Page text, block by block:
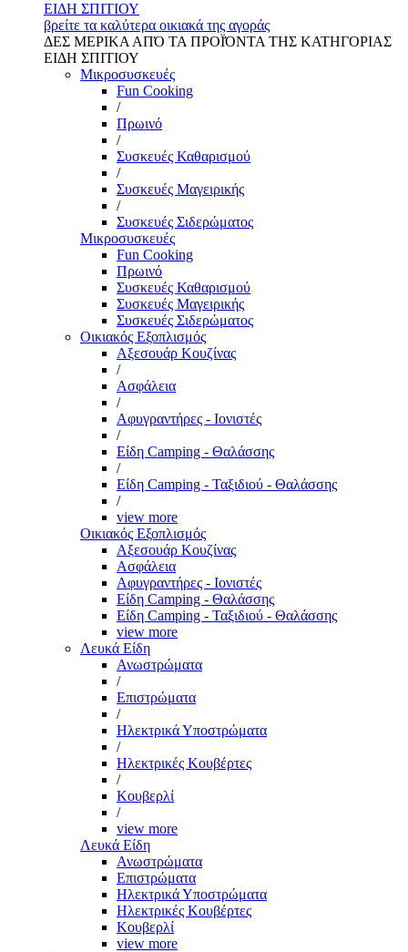
ΕΙΔΗ ΣΠΙΤΙΟΥ
βρείτε τα καλύτερα οικιακά της αγοράς
ΔΕΣ ΜΕΡΙΚΑ ΑΠΌ ΤΑ ΠΡΟΪΌΝΤΑ ΤΗΣ ΚΑΤΗΓΟΡΙΑΣ
ΕΙΔΗ ΣΠΙΤΙΟΥ
Μικροσυσκευές
Fun Cooking
/
Πρωινό
/
Συσκευές Καθαρισμού
/
Συσκευές Μαγειρικής
/
Συσκευές Σιδερώματος
Μικροσυσκευές
Fun Cooking
Πρωινό
Συσκευές Καθαρισμού
Συσκευές Μαγειρικής
Συσκευές Σιδερώματος
Οικιακός Εξοπλισμός
Αξεσουάρ Κουζίνας
/
Ασφάλεια
/
Αφυγραντήρες - Ιονιστές
/
Είδη Camping - Θαλάσσης
/
Είδη Camping - Ταξιδιού - Θαλάσσης
/
view more
Οικιακός Εξοπλισμός
Αξεσουάρ Κουζίνας
Ασφάλεια
Αφυγραντήρες - Ιονιστές
Είδη Camping - Θαλάσσης
Είδη Camping - Ταξιδιού - Θαλάσσης
view more
Λευκά Είδη
Ανωστρώματα
/
Επιστρώματα
/
Ηλεκτρικά Υποστρώματα
/
Ηλεκτρικές Κουβέρτες
/
Κουβερλί
/
view more
Λευκά Είδη
Ανωστρώματα
Επιστρώματα
Ηλεκτρικά Υποστρώματα
Ηλεκτρικές Κουβέρτες
Κουβερλί
view more